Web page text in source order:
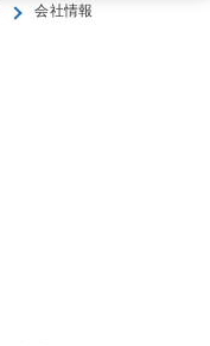
会社情報